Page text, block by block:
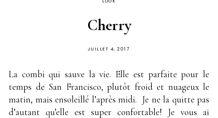
Cherry
PUBLIÉ
JUILLET 4, 2017
La combi qui sauve la vie. Elle est parfaite pour le
temps de San Francisco, plutôt froid et nuageux le
matin, mais ensoleillé l’après midi. Je ne la quitte pas
d’autant qu’elle est super confortable! Je vous ai